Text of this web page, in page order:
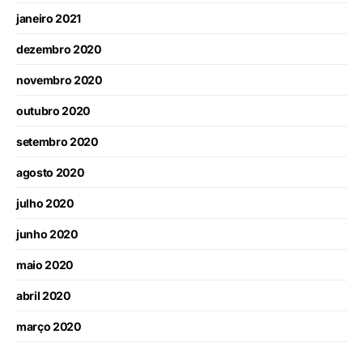
janeiro 2021
dezembro 2020
novembro 2020
outubro 2020
setembro 2020
agosto 2020
julho 2020
junho 2020
maio 2020
abril 2020
março 2020